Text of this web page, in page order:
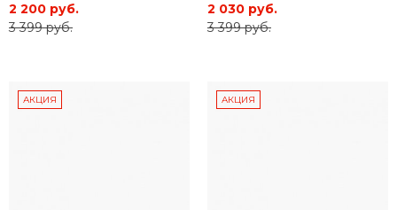
2 200 руб.
3 399 руб.
2 030 руб.
3 399 руб.
АКЦИЯ АКЦИЯ